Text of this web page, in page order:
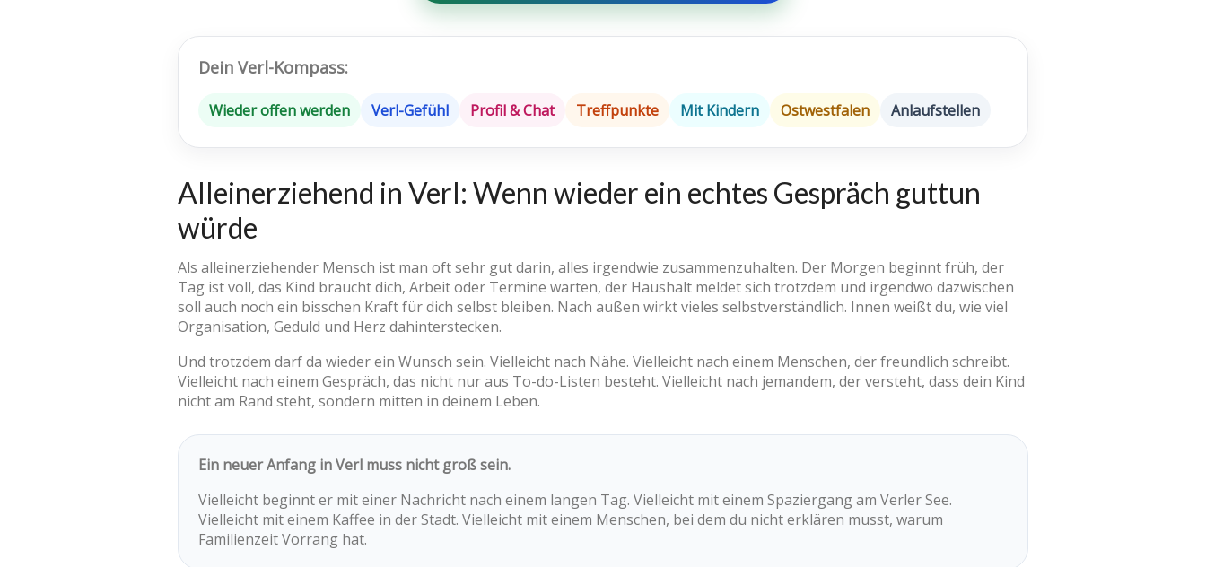
Dein Verl-Kompass:
Wieder offen werden Verl-Gefühl Profil & Chat Treffpunkte Mit Kindern Ostwestfalen Anlaufstellen
Alleinerziehend in Verl: Wenn wieder ein echtes Gespräch guttun
würde
Als alleinerziehender Mensch ist man oft sehr gut darin, alles irgendwie zusammenzuhalten. Der Morgen beginnt früh, der
Tag ist voll, das Kind braucht dich, Arbeit oder Termine warten, der Haushalt meldet sich trotzdem und irgendwo dazwischen
soll auch noch ein bisschen Kraft für dich selbst bleiben. Nach außen wirkt vieles selbstverständlich. Innen weißt du, wie viel
Organisation, Geduld und Herz dahinterstecken.
Und trotzdem darf da wieder ein Wunsch sein. Vielleicht nach Nähe. Vielleicht nach einem Menschen, der freundlich schreibt.
Vielleicht nach einem Gespräch, das nicht nur aus To-do-Listen besteht. Vielleicht nach jemandem, der versteht, dass dein Kind
nicht am Rand steht, sondern mitten in deinem Leben.
Ein neuer Anfang in Verl muss nicht groß sein.
Vielleicht beginnt er mit einer Nachricht nach einem langen Tag. Vielleicht mit einem Spaziergang am Verler See.
Vielleicht mit einem Kaffee in der Stadt. Vielleicht mit einem Menschen, bei dem du nicht erklären musst, warum
Familienzeit Vorrang hat.